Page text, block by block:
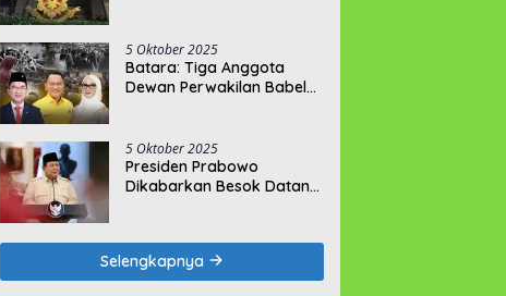
5 Oktober 2025
Batara: Tiga Anggota
Dewan Perwakilan Babel
5 Oktober 2025
Presiden Prabowo
Dikabarkan Besok Datang
Selengkapnya